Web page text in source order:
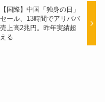
【国際】中国「独身の日」
セール、13時間でアリババ
売上高2兆円。昨年実績超
える